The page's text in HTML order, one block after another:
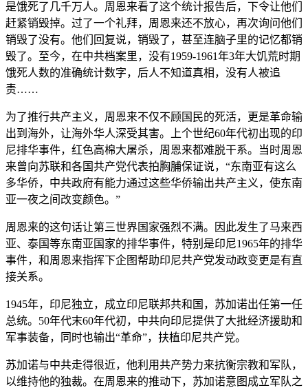
是饿死了几千万人。周恩来看了这个统计报告后，下令让他们
赶紧销毁掉。过了一个礼拜，周恩来还不放心，再次询问他们
销毁了没有。他们回复说，销毁了，甚至连脑子里的记忆都销
毁了。至今，在中共档案里，没有1959-1961年3年大饥荒时期
饿死人数的准确统计数字，后人不知道真相，没有人被追
责……
为了推行共产主义，周恩来不仅不顾国民的死活，更是革命输
出到海外，让海外华人深受其害。上个世纪60年代初出现的印
尼排华事件，红色高棉大屠杀，周恩来都难脱干系。当时周恩
来曾向苏联和各国共产党代表拍胸脯保证说，“东南亚有这么
多华侨，中共政府有能力通过这些华侨输出共产主义，使东南
亚一夜之间改变颜色。”
周恩来的这句话让第三世界国家强烈不满。因此发生了马来西
亚、泰国等东南亚国家的排华事件，特别是印尼1965年的排华
事件，和周恩来指挥下企图帮助印尼共产党发动政变更是有直
接关系。
1945年，印尼独立，成立印尼联邦共和国，苏加诺出任第一任
总统。50年代末60年代初，中共向印尼提供了大批经济援助和
军事装备，同时也输出“革命”，扶植印尼共产党。
苏加诺与中共走得很近，他利用共产势力来抗衡宗教和军队，
以维持他的独裁。在周恩来的推动下，苏加诺意图成立军队之